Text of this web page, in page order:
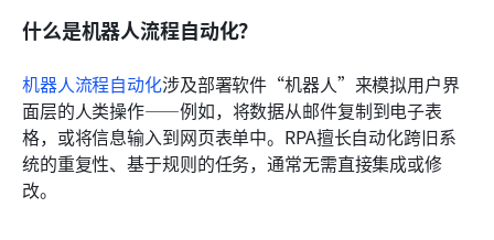
什么是机器人流程自动化？
机器人流程自动化涉及部署软件“机器人”来模拟用户界
面层的人类操作——例如，将数据从邮件复制到电子表
格，或将信息输入到网页表单中。RPA擅长自动化跨旧系
统的重复性、基于规则的任务，通常无需直接集成或修
改。